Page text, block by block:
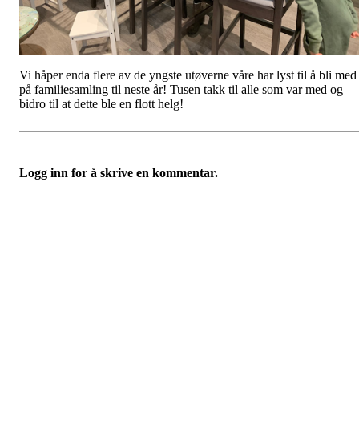
Vi håper enda flere av de yngste utøverne våre har lyst til å bli med
på familiesamling til neste år! Tusen takk til alle som var med og
bidro til at dette ble en flott helg!
Logg inn for å skrive en kommentar.